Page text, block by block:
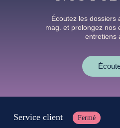
Écoutez les dossiers
mag. et prolongez nos
entretiens
Service client Fermé